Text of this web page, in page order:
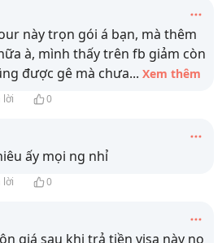
này trọn gói á bạn, mà thêm
à, mình thấy trên fb giảm còn
được gê mà chưa... Xem thêm
lời 0
ấy mọi ng nhỉ
lời 0
giá sau khi trả tiền visa này nọ